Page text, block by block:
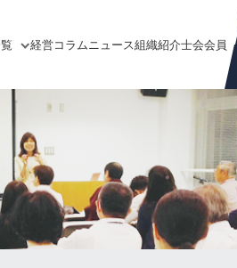
経営コラムニュース組織紹介士会会員